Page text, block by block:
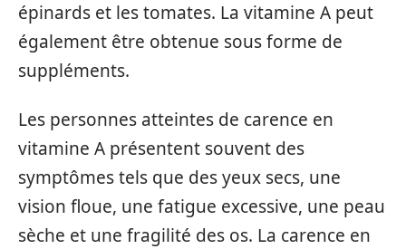
épinards et les tomates. La vitamine A peut
également être obtenue sous forme de
suppléments.
Les personnes atteintes de carence en
vitamine A présentent souvent des
symptômes tels que des yeux secs, une
vision floue, une fatigue excessive, une peau
sèche et une fragilité des os. La carence en